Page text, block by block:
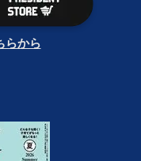
らから